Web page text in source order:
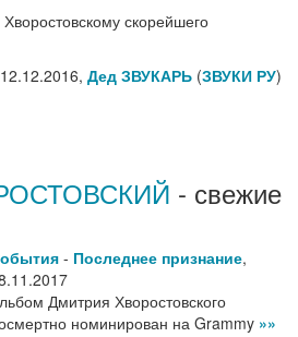
скорейшего
12.12.2016, Дед ЗВУКАРЬ (ЗВУКИ РУ)
- свежие
- Последнее признание,
Дмитрия Хворостовского
номинирован на Grammy »»